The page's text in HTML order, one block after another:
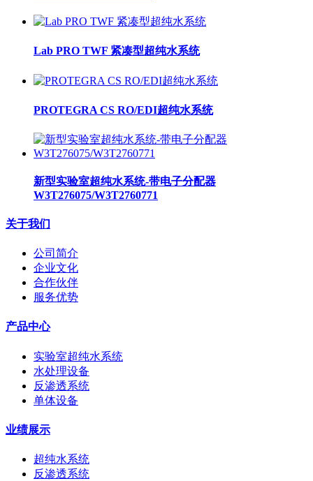
Lab PRO TWF 紧凑型超纯水系统
PROTEGRA CS RO/EDI超纯水系统
新型实验室超纯水系统-带电子分配器
W3T276075/W3T2760771
关于我们
公司简介
企业文化
合作伙伴
服务优势
产品中心
实验室超纯水系统
水处理设备
反渗透系统
单体设备
业绩展示
超纯水系统
反渗透系统